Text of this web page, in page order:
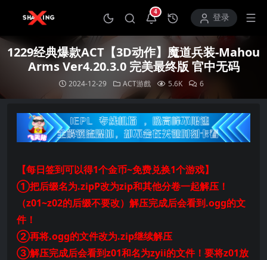
4
打开通知中心登录
1229经典爆款ACT【3D动作】魔道兵装-Mahou
Arms Ver4.20.3.0 完美最终版 官中无码
2024-12-29 ACT游戲 5.6K 6
【每日签到可以得1个金币~免费兑换1个游戏】
①把后缀名为.zipP改为zip和其他分卷一起解压！
（z01~z02的后缀不要改）解压完成后会看到.ogg的文
件！
②再将.ogg的文件改为.zip继续解压
③解压完成后会看到z01和名为zyii的文件！要将z01放